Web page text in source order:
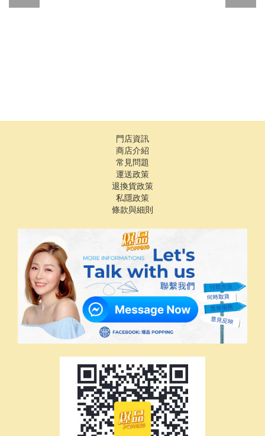
門店資訊
商店介紹
常見問題
運送政策
退換貨政策
私隱政策
條款與細則